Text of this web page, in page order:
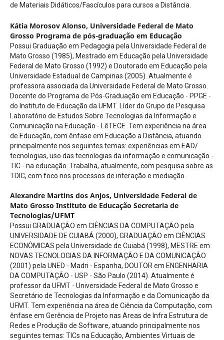
de Materiais Didáticos/Fascículos para cursos a Distância.
Kátia Morosov Alonso, Universidade Federal de Mato
Grosso Programa de pós-graduação em Educação
Possui Graduação em Pedagogia pela Universidade Federal de
Mato Grosso (1985), Mestrado em Educação pela Universidade
Federal de Mato Grosso (1992) e Doutorado em Educação pela
Universidade Estadual de Campinas (2005). Atualmente é
professora associada da Universidade Federal de Mato Grosso.
Docente do Programa de Pós-Graduação em Educação - PPGE -
do Instituto de Educação da UFMT. Líder do Grupo de Pesquisa
Laboratório de Estudos Sobre Tecnologias da Informação e
Comunicação na Educação - LêTECE. Tem experiência na área
de Educação, com ênfase em Educação a Distância, atuando
principalmente nos seguintes temas: experiências em EAD/
tecnologias, uso das tecnologias da informação e comunicação -
TIC - na educação. Trabalha, atualmente, com pesquisa sobre as
TDIC, com foco nos processos de interação e mediação.
Alexandre Martins dos Anjos, Universidade Federal de
Mato Grosso Instituto de Educação Secretaria de
Tecnologias/UFMT
Possui GRADUAÇÃO em CIÊNCIAS DA COMPUTAÇÃO pela
UNIVERSIDADE DE CUIABÁ (2000), GRADUAÇÃO em CIÊNCIAS
ECONÔMICAS pela Universidade de Cuiabá (1998), MESTRE em
NOVAS TECNOLOGIAS DA INFORMAÇÃO E DA COMUNICAÇÃO
(2001) pela UNED - Madri - Espanha, DOUTOR em ENGENHARIA
DA COMPUTAÇÃO - USP - São Paulo (2014). Atualmente é
professor da UFMT - Universidade Federal de Mato Grosso e
Secretário de Tecnologias da Informação e da Comunicação da
UFMT. Tem experiência na área de Ciência da Computação, com
ênfase em Gerência de Projeto nas Areas de Infra Estrutura de
Redes e Produção de Software, atuando principalmente nos
seguintes temas: TICs na Educação, Ambientes Virtuais de